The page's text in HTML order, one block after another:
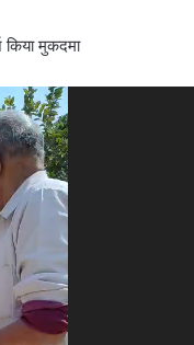
किया मुकदमा